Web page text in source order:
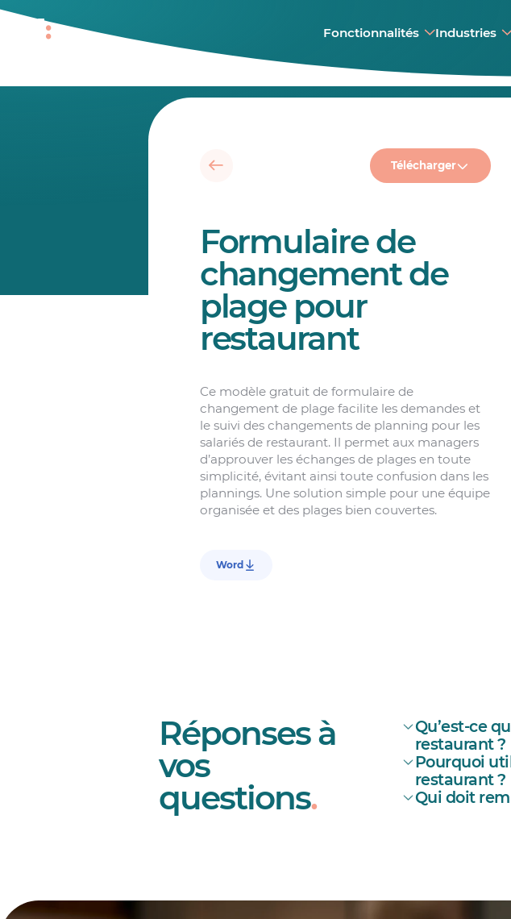
Fonctionnalités Industries
Télécharger
Formulaire de
changement de
plage pour
restaurant
Ce modèle gratuit de formulaire de
changement de plage facilite les demandes et
le suivi des changements de planning pour les
salariés de restaurant. Il permet aux managers
d’approuver les échanges de plages en toute
simplicité, évitant ainsi toute confusion dans les
plannings. Une solution simple pour une équipe
organisée et des plages bien couvertes.
Word
Réponses à
vos
questions.
Qu’est-ce
restaurant ?
Pourquoi
restaurant ?
Qui doit